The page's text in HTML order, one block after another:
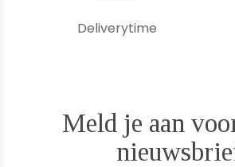
Deliverytime
Meld je aan